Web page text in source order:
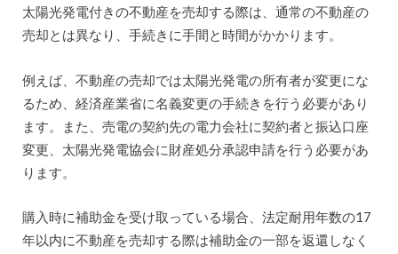
太陽光発電付きの不動産を売却する際は、通常の不動産の
売却とは異なり、手続きに手間と時間がかかります。
例えば、不動産の売却では太陽光発電の所有者が変更にな
るため、経済産業省に名義変更の手続きを行う必要があり
ます。また、売電の契約先の電力会社に契約者と振込口座
変更、太陽光発電協会に財産処分承認申請を行う必要があ
ります。
購入時に補助金を受け取っている場合、法定耐用年数の17
年以内に不動産を売却する際は補助金の一部を返還しなく